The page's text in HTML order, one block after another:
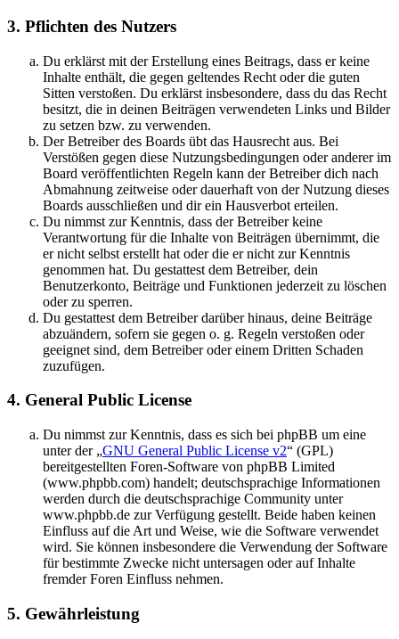
3. Pflichten des Nutzers
Du erklärst mit der Erstellung eines Beitrags, dass er keine
Inhalte enthält, die gegen geltendes Recht oder die guten
Sitten verstoßen. Du erklärst insbesondere, dass du das Recht
besitzt, die in deinen Beiträgen verwendeten Links und Bilder
zu setzen bzw. zu verwenden.
Der Betreiber des Boards übt das Hausrecht aus. Bei
Verstößen gegen diese Nutzungsbedingungen oder anderer im
Board veröffentlichten Regeln kann der Betreiber dich nach
Abmahnung zeitweise oder dauerhaft von der Nutzung dieses
Boards ausschließen und dir ein Hausverbot erteilen.
Du nimmst zur Kenntnis, dass der Betreiber keine
Verantwortung für die Inhalte von Beiträgen übernimmt, die
er nicht selbst erstellt hat oder die er nicht zur Kenntnis
genommen hat. Du gestattest dem Betreiber, dein
Benutzerkonto, Beiträge und Funktionen jederzeit zu löschen
oder zu sperren.
Du gestattest dem Betreiber darüber hinaus, deine Beiträge
abzuändern, sofern sie gegen o. g. Regeln verstoßen oder
geeignet sind, dem Betreiber oder einem Dritten Schaden
zuzufügen.
4. General Public License
Du nimmst zur Kenntnis, dass es sich bei phpBB um eine
unter der „GNU General Public License v2“ (GPL)
bereitgestellten Foren-Software von phpBB Limited
(www.phpbb.com) handelt; deutschsprachige Informationen
werden durch die deutschsprachige Community unter
www.phpbb.de zur Verfügung gestellt. Beide haben keinen
Einfluss auf die Art und Weise, wie die Software verwendet
wird. Sie können insbesondere die Verwendung der Software
für bestimmte Zwecke nicht untersagen oder auf Inhalte
fremder Foren Einfluss nehmen.
5. Gewährleistung